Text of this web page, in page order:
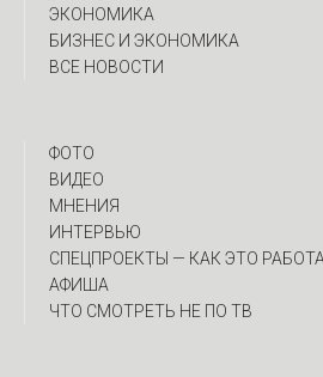
ЭКОНОМИКА
БИЗНЕС И ЭКОНОМИКА
ВСЕ НОВОСТИ
ФОТО
ВИДЕО
МНЕНИЯ
ИНТЕРВЬЮ
CПЕЦПРОЕКТЫ — КАК ЭТО
АФИША
ЧТО СМОТРЕТЬ НЕ ПО ТВ